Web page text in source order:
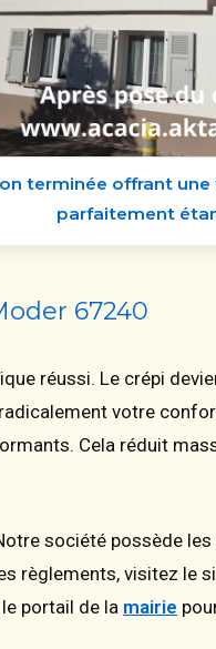
terminée offrant
parfaitement
67240
réussi. Le crépi
votre
Cela réduit
société possède
règlements, visitez le
portail de la mairie